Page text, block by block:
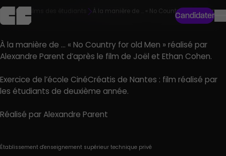
Candidater
Accueil À la manière de … « No Country for old Men »
À la manière de … « No Country for old Men » réalisé par
Alexandre Parent d’après le film de Joël et Ethan Cohen.
Exercice de l’école CinéCréatis de Nantes : film réalisé par
les étudiants de deuxième année.
Réalisé parAlexandre Parent
Établissement d'enseignement supérieur technique privé